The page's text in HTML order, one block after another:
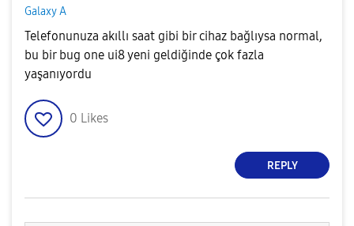
Galaxy A
Telefonunuza akıllı saat gibi bir cihaz bağlıysa normal,
bu bir bug one ui8 yeni geldiğinde çok fazla
yaşanıyordu
0 Likes
REPLY